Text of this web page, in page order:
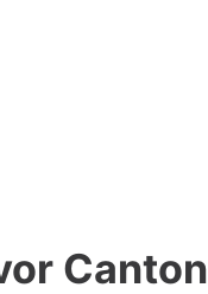
Canton